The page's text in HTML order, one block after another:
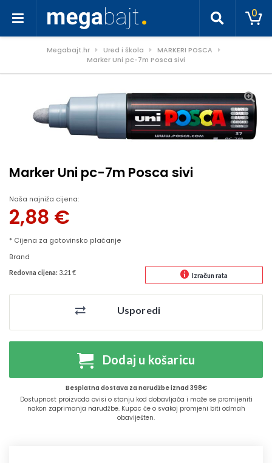
0
Megabajt.hr Ured i škola
MARKERI POSCA
Marker Uni pc-7m Posca sivi
Marker Uni pc-7m Posca sivi
Naša najniža cijena:
2,88 €
* Cijena za gotovinsko plaćanje
Brand
Redovna cijena: 3.21 € Izračun rata
Usporedi
Dodaj u košaricu
Besplatna dostava za narudžbe iznad 398€
Dostupnost proizvoda ovisi o stanju kod dobavljača i može se promijeniti
nakon zaprimanja narudžbe. Kupac će o svakoj promjeni biti odmah
obaviješten.